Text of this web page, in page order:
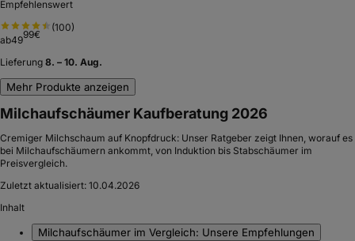
Empfehlenswert
(100)
ab4999€
Lieferung 8. – 10. Aug.
Mehr Produkte anzeigen
Milchaufschäumer Kaufberatung 2026
Cremiger Milchschaum auf Knopfdruck: Unser Ratgeber zeigt Ihnen, worauf es
bei Milchaufschäumern ankommt, von Induktion bis Stabschäumer im
Preisvergleich.
Zuletzt aktualisiert: 10.04.2026
Inhalt
Milchaufschäumer im Vergleich: Unsere Empfehlungen